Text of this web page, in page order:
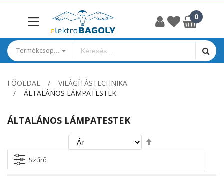
Termékcsoportok
FŐOLDAL
VILÁGÍTÁSTECHNIKA
ÁLTALÁNOS LÁMPATESTEK
ÁLTALÁNOS LÁMPATESTEK
irány
Szűrő